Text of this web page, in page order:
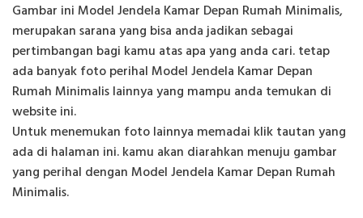
Gambar ini Model Jendela Kamar Depan Rumah Minimalis,
merupakan sarana yang bisa anda jadikan sebagai
pertimbangan bagi kamu atas apa yang anda cari. tetap
ada banyak foto perihal Model Jendela Kamar Depan
Rumah Minimalis lainnya yang mampu anda temukan di
website ini.
Untuk menemukan foto lainnya memadai klik tautan yang
ada di halaman ini. kamu akan diarahkan menuju gambar
yang perihal dengan Model Jendela Kamar Depan Rumah
Minimalis.